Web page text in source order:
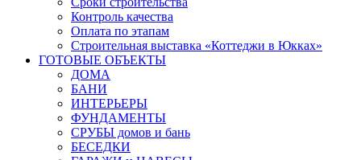
Контроль качества
Оплата по этапам
Строительная выставка «Коттеджи в Юкках»
ГОТОВЫЕ ОБЪЕКТЫ
ДОМА
БАНИ
ИНТЕРЬЕРЫ
ФУНДАМЕНТЫ
СРУБЫ домов и бань
БЕСЕДКИ